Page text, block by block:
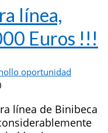
línea,
Euros !!!
oportunidad
línea de Binibeca